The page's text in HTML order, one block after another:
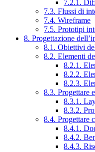
7.2.1.
7.3. Flussi di
7.4. Wireframe
7.5. Prototipi
8. Progettazione
8.1. Obiettivi
8.2. Elementi
8.2.1.
8.2.2.
8.2.3.
8.3. Progettare
8.3.1.
8.3.2.
8.4. Progettare
8.4.1.
8.4.2.
8.4.3.